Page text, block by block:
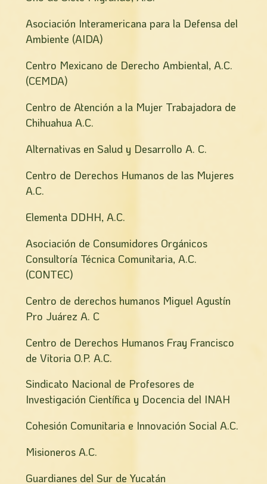
Asociación Interamericana para la Defensa del
Ambiente (AIDA)
Centro Mexicano de Derecho Ambiental, A.C.
(CEMDA)
Centro de Atención a la Mujer Trabajadora de
Chihuahua A.C.
Alternativas en Salud y Desarrollo A. C.
Centro de Derechos Humanos de las Mujeres
A.C.
Elementa DDHH, A.C.
Asociación de Consumidores Orgánicos
Consultoría Técnica Comunitaria, A.C.
(CONTEC)
Centro de derechos humanos Miguel Agustín
Pro Juárez A. C
Centro de Derechos Humanos Fray Francisco
de Vitoria O.P. A.C.
Sindicato Nacional de Profesores de
Investigación Científica y Docencia del INAH
Cohesión Comunitaria e Innovación Social A.C.
Misioneros A.C.
Guardianes del Sur de Yucatán